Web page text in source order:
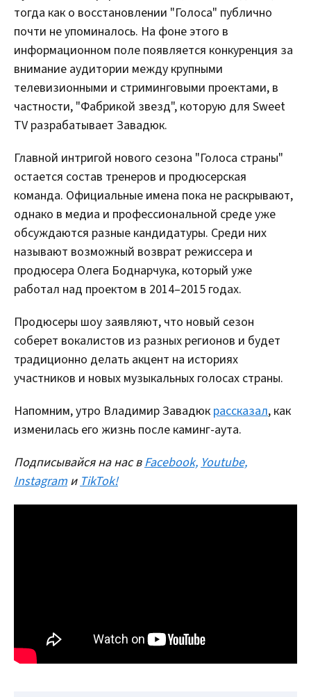
тогда как о восстановлении "Голоса" публично
почти не упоминалось. На фоне этого в
информационном поле появляется конкуренция за
внимание аудитории между крупными
телевизионными и стриминговыми проектами, в
частности, "Фабрикой звезд", которую для Sweet
TV разрабатывает Завадюк.
Главной интригой нового сезона "Голоса страны"
остается состав тренеров и продюсерская
команда. Официальные имена пока не раскрывают,
однако в медиа и профессиональной среде уже
обсуждаются разные кандидатуры. Среди них
называют возможный возврат режиссера и
продюсера Олега Боднарчука, который уже
работал над проектом в 2014–2015 годах.
Продюсеры шоу заявляют, что новый сезон
соберет вокалистов из разных регионов и будет
традиционно делать акцент на историях
участников и новых музыкальных голосах страны.
Напомним, утро Владимир Завадюк рассказал, как
изменилась его жизнь после каминг-аута.
Подписывайся на нас вFacebook, Youtube,
Instagram и TikTok!